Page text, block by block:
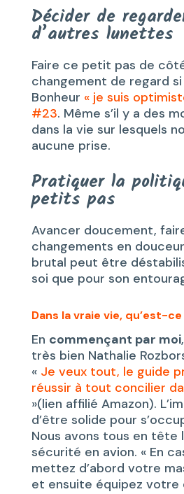
Décider de
d’autres lunettes
Faire ce petit pas de
changement de regard
Bonheur « je suis
#23. Même s’il y a des
dans la vie sur lesquels
aucune prise.
Pratiquer la
petits pas
Avancer doucement,
changements en
brutal peut être
soi que pour son
Dans la vraie vie, qu’est-
En commençant par moi
très bien Nathalie
« Je veux tout, le guide
réussir à tout concilier
»(lien affilié Amazon).
d’être solide pour
Nous avons tous en tête
sécurité en avion. « En
mettez d’abord votre
et ensuite équipez votre